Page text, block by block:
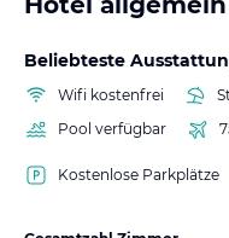
Beliebteste
Wifi kostenfrei
Pool verfügbar
Kostenlose Parkplätze